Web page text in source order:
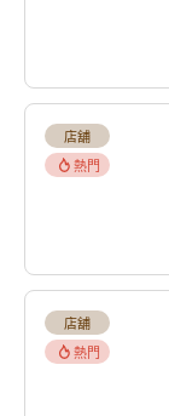
店舖
熱門
店舖
熱門